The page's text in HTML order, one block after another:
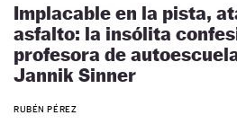
Implacable en la pista,
asfalto: la insólita
profesora de
Jannik Sinner
RUBÉN PÉREZ